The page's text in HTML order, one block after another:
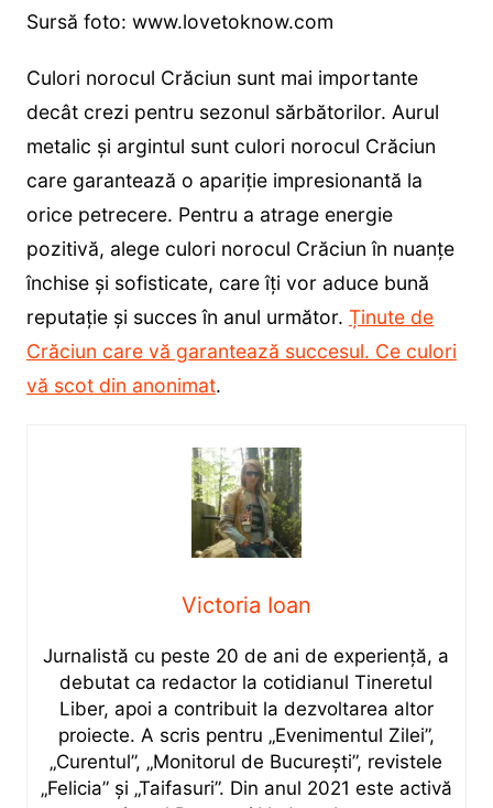
Sursă foto: www.lovetoknow.com
Culori norocul Crăciun sunt mai importante
decât crezi pentru sezonul sărbătorilor. Aurul
metalic și argintul sunt culori norocul Crăciun
care garantează o apariție impresionantă la
orice petrecere. Pentru a atrage energie
pozitivă, alege culori norocul Crăciun în nuanțe
închise și sofisticate, care îți vor aduce bună
reputație și succes în anul următor. Ținute de
Crăciun care vă garantează succesul. Ce culori
vă scot din anonimat.
Victoria Ioan
Jurnalistă cu peste 20 de ani de experiență, a
debutat ca redactor la cotidianul Tineretul
Liber, apoi a contribuit la dezvoltarea altor
proiecte. A scris pentru „Evenimentul Zilei”,
„Curentul”, „Monitorul de București”, revistele
„Felicia” și „Taifasuri”. Din anul 2021 este activă